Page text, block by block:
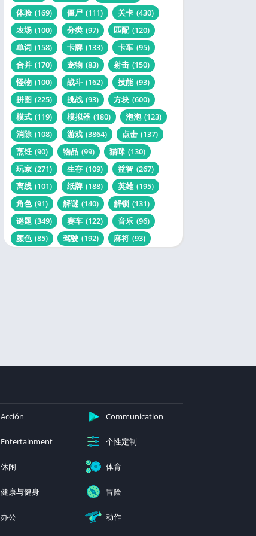
体验 (169) 僵尸 (111) 关卡 (430)
农场 (100) 分类 (97) 匹配 (120)
单词 (158) 卡牌 (133) 卡车 (95)
合并 (170) 宠物 (83) 射击 (150)
怪物 (100) 战斗 (162) 技能 (93)
拼图 (225) 挑战 (93) 方块 (600)
模式 (119) 模拟器 (180) 泡泡 (123)
消除 (108) 游戏 (3864) 点击 (137)
烹饪 (90) 物品 (99) 猫咪 (130)
玩家 (271) 生存 (109) 益智 (267)
离线 (101) 纸牌 (188) 英雄 (195)
角色 (91) 解谜 (140) 解锁 (131)
谜题 (349) 赛车 (122) 音乐 (96)
颜色 (85) 驾驶 (192) 麻将 (93)
Acción Communication
Entertainment 个性定制
休闲 体育
健康与健身 冒险
办公 动作